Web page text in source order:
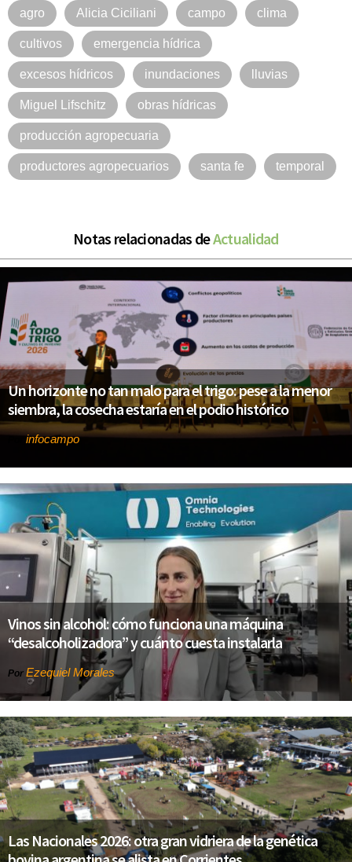
agro Alicia Ciciliani campo clima
cultivos emergencia hídrica
excesos hídricos inundaciones lluvias
Miguel Lifschitz obras hídricas
producción agropecuaria
productores agropecuarios santa fe temporal
Notas relacionadas deActualidad
Un horizonte no tan malo para el trigo: pese a la menor
siembra, la cosecha estaría en el podio histórico
infocampo
Vinos sin alcohol: cómo funciona una máquina
“desalcoholizadora” y cuánto cuesta instalarla
Por Ezequiel Morales
Las Nacionales 2026: otra gran vidriera de la genética